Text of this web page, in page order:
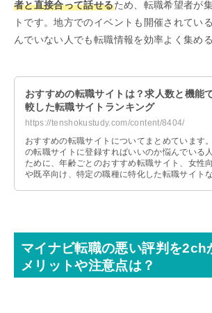
者と直接合って話せるため、転職希望者が
トです。地方でのイベントも開催されてい
んでいない人でも転職情報を効率よく集め
おすすめの転職サイトは？求人数と機能
較した転職サイトランキング
https://tenshokustudy.com/content/8404/
おすすめの転職サイトについてまとめています
の転職サイトに登録すればいいのか悩んでいる
ために、年齢ごとのおすすめ転職サイト、女性
や既卒向け、特定の職種に特化した転職サイト
マイナビ転職の悪い評判を2ch
メリットや注意点は？